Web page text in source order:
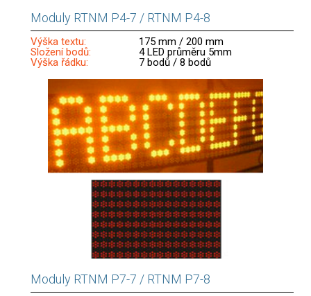
Moduly RTNM P4-7 / RTNM P4-8
Výška textu:
175 mm / 200 mm
Složení bodů:
4 LED průměru 5mm
Výška řádku:
7 bodů / 8 bodů
Moduly RTNM P7-7 / RTNM P7-8